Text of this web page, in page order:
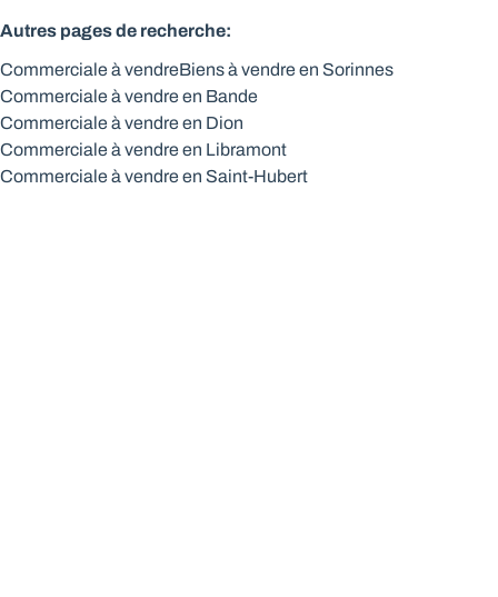
Max. budget
Chercher
Autres pages de recherche:
Commerciale à vendreBiens à vendre en Sorinnes
Commerciale à vendre en Bande
Commerciale à vendre en Dion
Commerciale à vendre en Libramont
Commerciale à vendre en Saint-Hubert